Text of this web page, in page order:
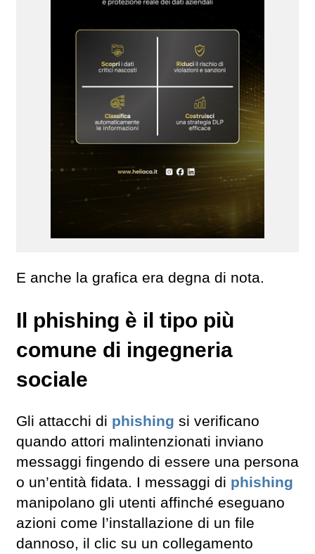
E anche la grafica era degna di nota.
Il phishing è il tipo più
comune di ingegneria
sociale
Gli attacchi di phishing si verificano
quando attori malintenzionati inviano
messaggi fingendo di essere una persona
o un’entità fidata. I messaggi di phishing
manipolano gli utenti affinché eseguano
azioni come l’installazione di un file
dannoso, il clic su un collegamento